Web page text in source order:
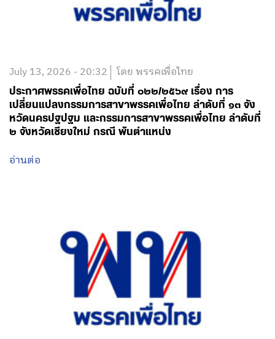
July 13, 2026 - 20:32 โดย พรรคเพื่อไทย
ประกาศพรรคเพื่อไทย ฉบับที่ ๐๒๒/๒๕๖๙ เรื่อง การ
เปลี่ยนแปลงกรรมการสาขาพรรคเพื่อไทย ลำดับที่ ๑๓ จัง
หวัดนครปฐปฐม และกรรมการสาขาพรรคเพื่อไทย ลำดับที่
๒ จังหวัดเชียงใหม่ กรณี พ้นตำแหน่ง
อ่านต่อ